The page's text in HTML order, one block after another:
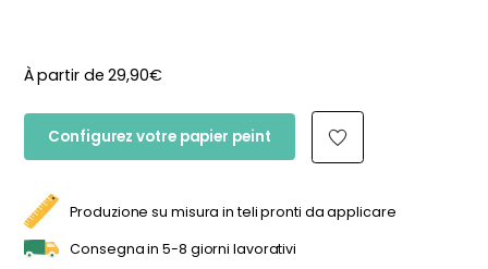
À partir de29,90€
Configurez votre papier peint
Produzione su misura in teli pronti da applicare
Consegna in 5-8 giorni lavorativi